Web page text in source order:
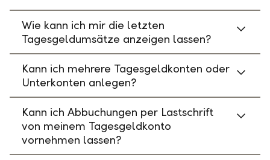
Wie kann ich mir die letzten
Tagesgeldumsätze anzeigen lassen?
Kann ich mehrere Tagesgeldkonten oder
Unterkonten anlegen?
Kann ich Abbuchungen per Lastschrift
von meinem Tagesgeldkonto
vornehmen lassen?